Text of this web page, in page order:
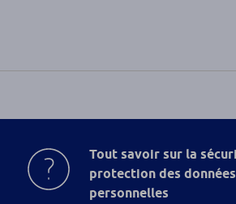
Tout savoir sur la
protection des données
personnelles